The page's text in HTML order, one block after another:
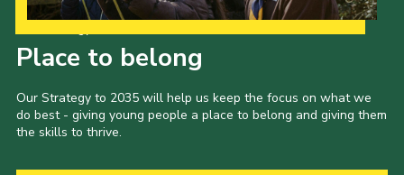
Place to belong
Our Strategy to 2035 will help us keep the focus on what we
do best - giving young people a place to belong and giving them
the skills to thrive.